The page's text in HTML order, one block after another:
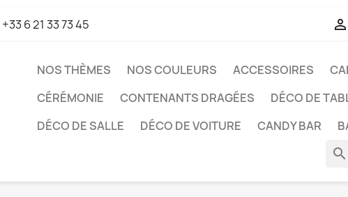
+33 6 21 33 73 45 
NOS THÈMES NOS COULEURS ACCESSOIRES
CÉRÉMONIE
CONTENANTS DRAGÉES DÉCO DE
DÉCO DE SALLE
DÉCO DE VOITURE CANDY BAR
search